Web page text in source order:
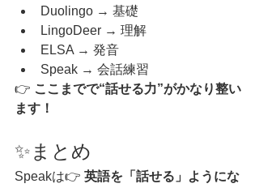
Duolingo → 基礎
LingoDeer → 理解
ELSA → 発音
Speak → 会話練習
👉 ここまでで“話せる力”がかなり整い
ます！
✨まとめ
Speakは👉 英語を「話せる」ようにな